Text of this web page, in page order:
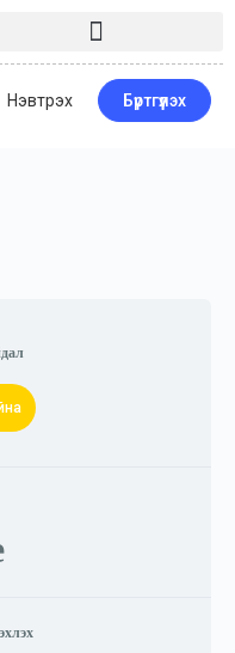
Нэвтрэх Бүртгүүлэх